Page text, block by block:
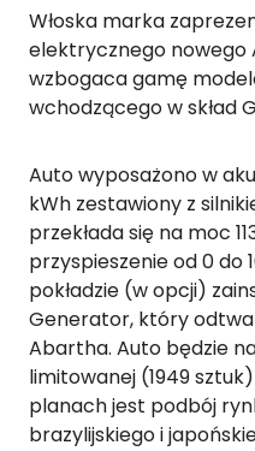
Włoska marka
elektrycznego
wzbogaca gamę
wchodzącego w skład
Auto wyposażono w
kWh zestawiony z
przekłada się na moc
przyspieszenie od 0 do
pokładzie (w opcji)
Generator, który
Abartha. Auto będzie
limitowanej (1949
planach jest podbój
brazylijskiego i